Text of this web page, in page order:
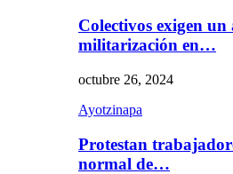
Colectivos exigen un
militarización en…
octubre 26, 2024
Ayotzinapa
Protestan
normal de…